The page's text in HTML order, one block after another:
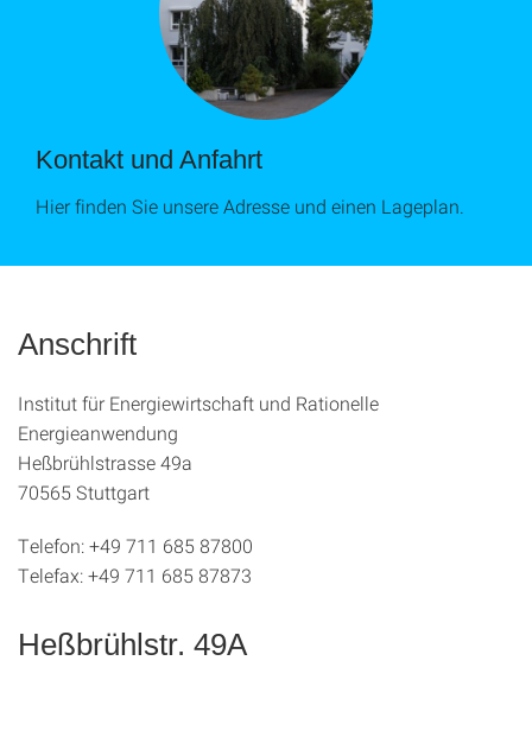
Kontakt und Anfahrt
Hier finden Sie unsere Adresse und einen Lageplan.
Anschrift
Institut für Energiewirtschaft und Rationelle
Energieanwendung
Heßbrühlstrasse 49a
70565 Stuttgart
Telefon: +49 711 685 87800
Telefax: +49 711 685 87873
Heßbrühlstr. 49A